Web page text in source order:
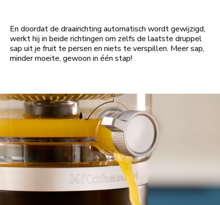
En doordat de draairichting automatisch wordt gewijzigd,
werkt hij in beide richtingen om zelfs de laatste druppel
sap uit je fruit te persen en niets te verspillen. Meer sap,
minder moeite, gewoon in één stap!